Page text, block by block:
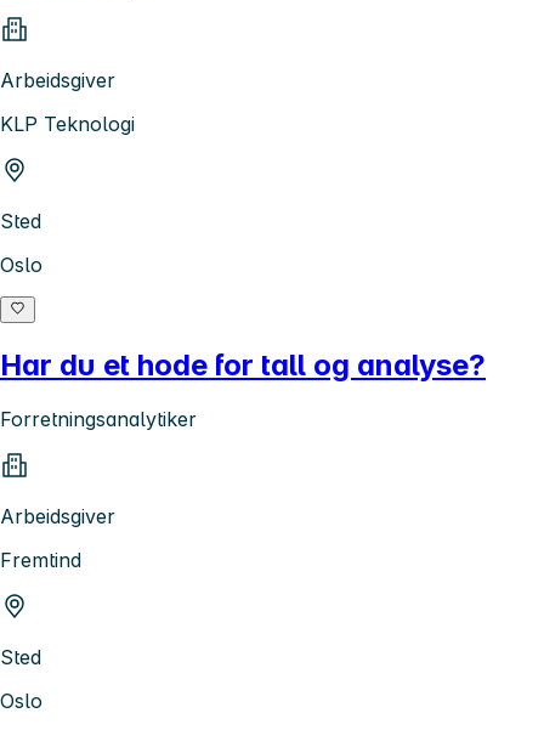
Arbeidsgiver
KLP Teknologi
Sted
Oslo
Har du et hode for tall og analyse?
Forretningsanalytiker
Arbeidsgiver
Fremtind
Sted
Oslo